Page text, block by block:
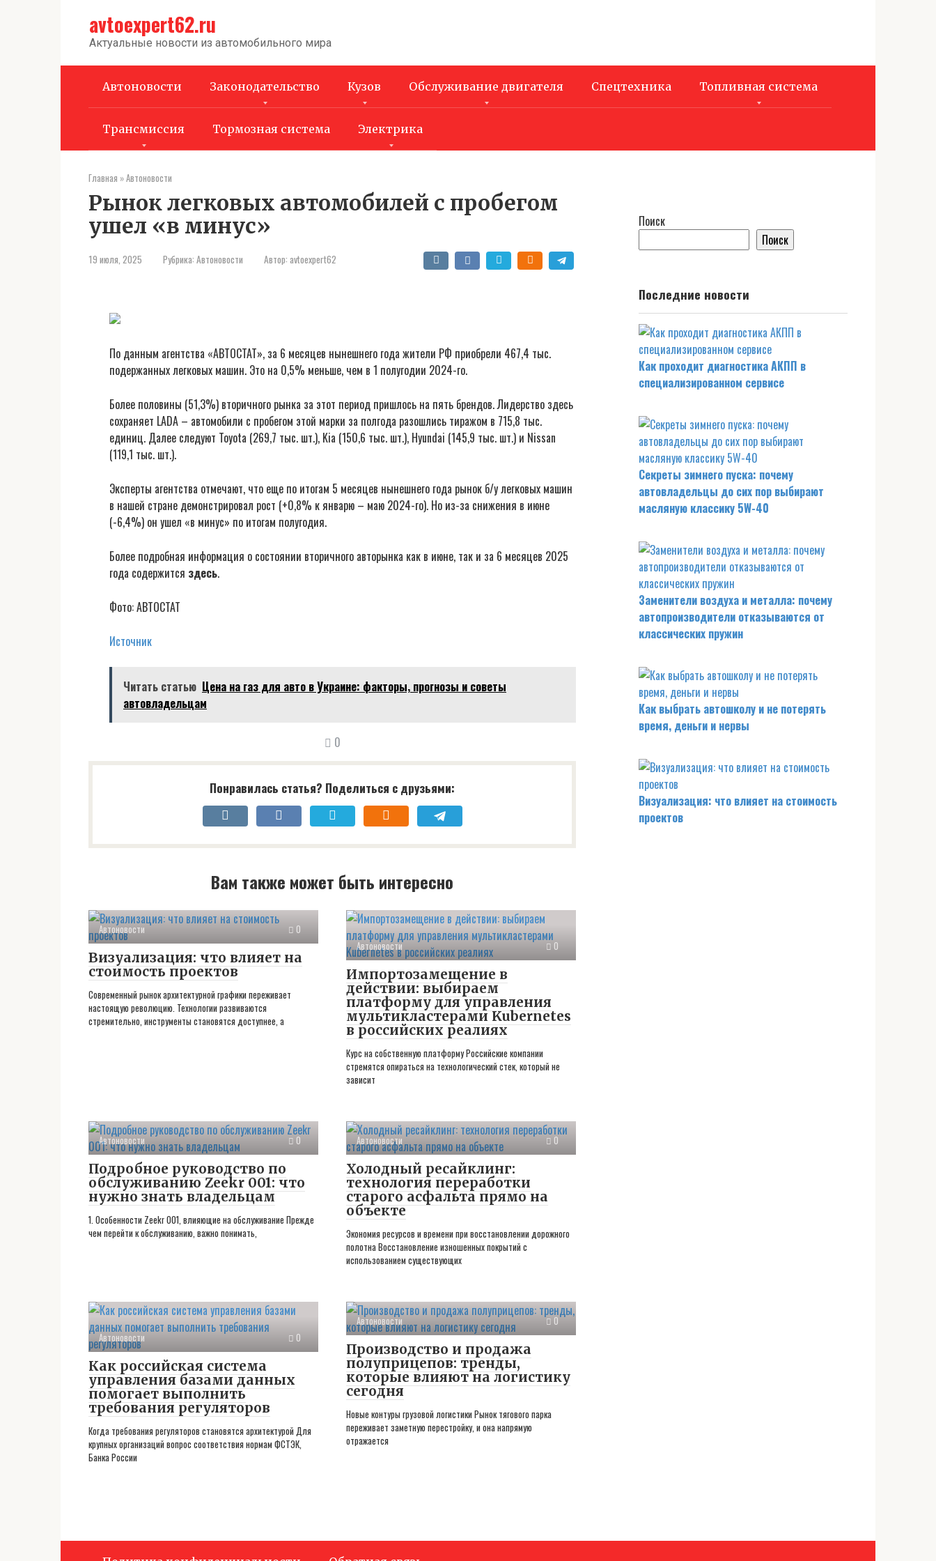
avtoexpert62.ru
Актуальные новости из автомобильного мира
Автоновости Законодательство Кузов Обслуживание двигателя Спецтехника Топливная система
Трансмиссия Тормозная система Электрика
Главная »Автоновости
Рынок легковых автомобилей с пробегом
ушел «в минус»
19 июля, 2025 Рубрика: Автоновости Автор: avtoexpert62
По данным агентства «АВТОСТАТ», за 6 месяцев нынешнего года жители РФ приобрели 467,4 тыс.
подержанных легковых машин. Это на 0,5% меньше, чем в 1 полугодии 2024-го.
Более половины (51,3%) вторичного рынка за этот период пришлось на пять брендов. Лидерство здесь
сохраняет LADA – автомобили с пробегом этой марки за полгода разошлись тиражом в 715,8 тыс.
единиц. Далее следуют Toyota (269,7 тыс. шт.), Kia (150,6 тыс. шт.), Hyundai (145,9 тыс. шт.) и Nissan
(119,1 тыс. шт.).
Эксперты агентства отмечают, что еще по итогам 5 месяцев нынешнего года рынок б/у легковых машин
в нашей стране демонстрировал рост (+0,8% к январю – маю 2024-го). Но из-за снижения в июне
(-6,4%) он ушел «в минус» по итогам полугодия.
Более подробная информация о состоянии вторичного авторынка как в июне, так и за 6 месяцев 2025
года содержится здесь.
Фото: АВТОСТАТ
Источник
Читать статью Цена на газ для авто в Украине: факторы‚ прогнозы и советы
автовладельцам
0
Понравилась статья? Поделиться с друзьями:
Вам также может быть интересно
Автоновости 0
Визуализация: что влияет на
стоимость проектов
Современный рынок архитектурной графики переживает
настоящую революцию. Технологии развиваются
стремительно, инструменты становятся доступнее, а
Автоновости 0
Импортозамещение в
действии: выбираем
платформу для управления
мультикластерами Kubernetes
в российских реалиях
Курс на собственную платформу Российские компании
стремятся опираться на технологический стек, который не
зависит
Автоновости 0
Подробное руководство по
обслуживанию Zeekr 001: что
нужно знать владельцам
1. Особенности Zeekr 001, влияющие на обслуживание Прежде
чем перейти к обслуживанию, важно понимать,
Автоновости 0
Холодный ресайклинг:
технология переработки
старого асфальта прямо на
объекте
Экономия ресурсов и времени при восстановлении дорожного
полотна Восстановление изношенных покрытий с
использованием существующих
Автоновости 0
Как российская система
управления базами данных
помогает выполнить
требования регуляторов
Когда требования регуляторов становятся архитектурой Для
крупных организаций вопрос соответствия нормам ФСТЭК,
Банка России
Автоновости 0
Производство и продажа
полуприцепов: тренды,
которые влияют на логистику
сегодня
Новые контуры грузовой логистики Рынок тягового парка
переживает заметную перестройку, и она напрямую
отражается
Поиск
Поиск
Последние новости
Как проходит диагностика АКПП в
специализированном сервисе
Секреты зимнего пуска: почему
автовладельцы до сих пор выбирают
масляную классику 5W-40
Заменители воздуха и металла: почему
автопроизводители отказываются от
классических пружин
Как выбрать автошколу и не потерять
время, деньги и нервы
Визуализация: что влияет на стоимость
проектов